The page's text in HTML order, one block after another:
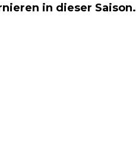
in dieser Saison.